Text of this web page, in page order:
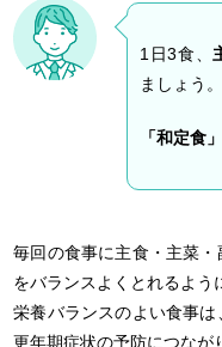
1日3食、
ましょう。
「和定食
毎回の食事に主食・主菜
をバランスよくとれるよう
栄養バランスのよい食事は
更年期症状の予防につなが